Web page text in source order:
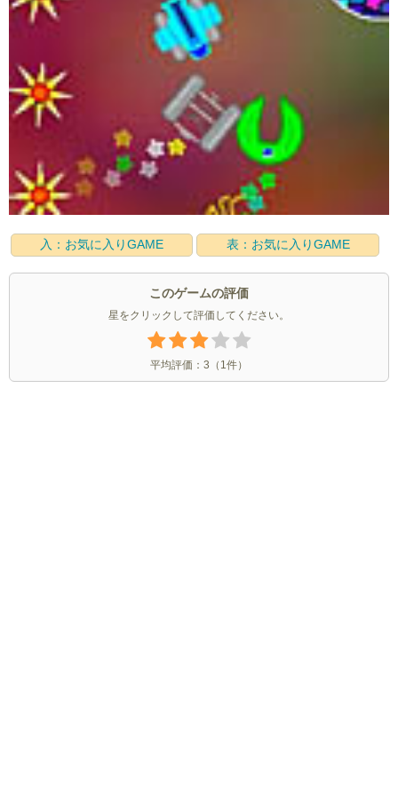
入：お気に入りGAME 表：お気に入りGAME
このゲームの評価
星をクリックして評価してください。
平均評価： 3 （ 1件）